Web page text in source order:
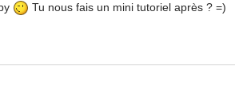
Tu nous fais un mini tutoriel après ? =)